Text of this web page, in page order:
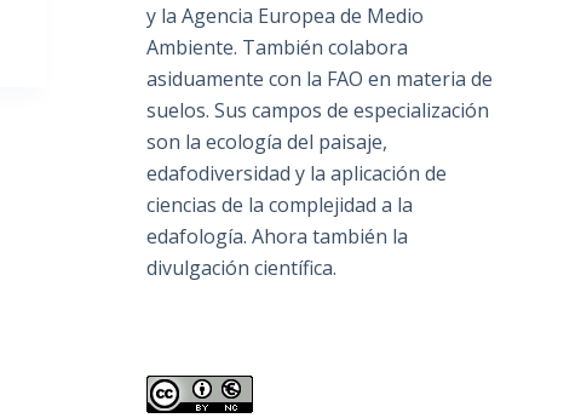
y la Agencia Europea de Medio
Ambiente. También colabora
asiduamente con la FAO en materia de
suelos. Sus campos de especialización
son la ecología del paisaje,
edafodiversidad y la aplicación de
ciencias de la complejidad a la
edafología. Ahora también la
divulgación científica.